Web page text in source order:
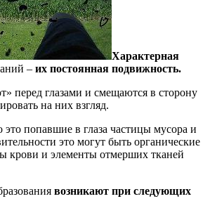
Характерная
– их постоянная подвижность.
перед глазами и смещаются в сторону
на них взгляд.
попавшие в глаза частицы мусора и
это могут быть органические
крови и элементы отмерших тканей
возникают при следующих